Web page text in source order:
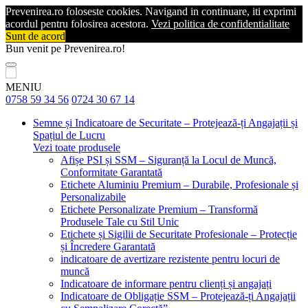
Prevenirea.ro foloseste cookies. Navigand in continuare, iti exprimi
acordul pentru folosirea acestora. Vezi politica de confidentialitate
Sunt de acord
Bun venit pe Prevenirea.ro!
MENIU
0758 59 34 56 0724 30 67 14
Semne și Indicatoare de Securitate – Protejează-ți Angajații și
Spațiul de Lucru
Vezi toate produsele
Afișe PSI și SSM – Siguranță la Locul de Muncă,
Conformitate Garantată
Etichete Aluminiu Premium – Durabile, Profesionale și
Personalizabile
Etichete Personalizate Premium – Transformă
Produsele Tale cu Stil Unic
Etichete și Sigilii de Securitate Profesionale – Protecție
și Încredere Garantată
indicatoare de avertizare rezistente pentru locuri de
muncă
Indicatoare de informare pentru clienți și angajați
Indicatoare de Obligație SSM – Protejează-ți Angajații